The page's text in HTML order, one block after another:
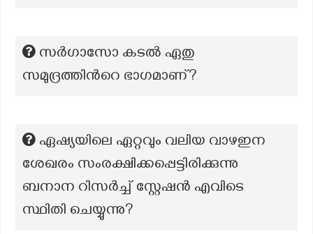
സർഗാസോ കടൽ ഏതു
സമുദ്രത്തിൻറെ ഭാഗമാണ്?
ഏഷ്യയിലെ ഏറ്റവും വലിയ വാഴഇന
ശേഖരം സംരക്ഷിക്കപ്പെട്ടിരിക്കുന്നു
ബനാന റിസർച്ച് സ്റ്റേഷൻ എവിടെ
സ്ഥിതി ചെയ്യുന്നു?